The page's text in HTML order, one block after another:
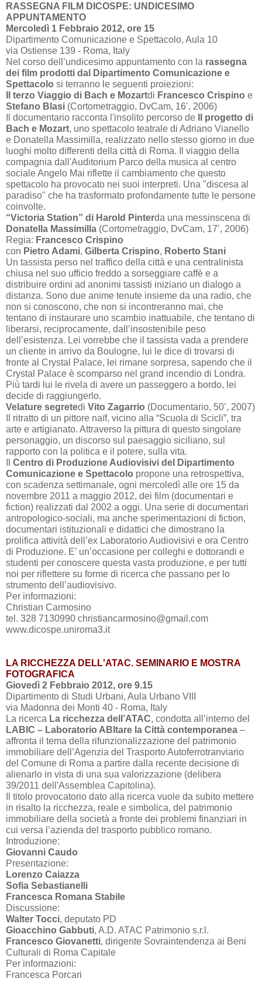
RASSEGNA FILM DICOSPE: UNDICESIMO
APPUNTAMENTO
Mercoledì 1 Febbraio 2012, ore 15
Dipartimento Comunicazione e Spettacolo, Aula 10
via Ostiense 139 - Roma, Italy
Nel corso dell’undicesimo appuntamento con la rassegna
dei film prodotti dal Dipartimento Comunicazione e
Spettacolo si terranno le seguenti proiezioni:
Il terzo Viaggio di Bach e Mozartdi Francesco Crispino e
Stefano Blasi (Cortometraggio, DvCam, 16’, 2006)
Il documentario racconta l'insolito percorso de
Il progetto di
Bach e Mozart, uno spettacolo teatrale di Adriano Vianello
e Donatella Massimilla, realizzato nello stesso giorno in due
luoghi molto differenti della città di Roma. Il viaggio della
compagnia dall'Auditorium Parco della musica al centro
sociale Angelo Mai riflette il cambiamento che questo
spettacolo ha provocato nei suoi interpreti. Una "discesa al
paradiso" che ha trasformato profondamente tutte le persone
coinvolte.
“Victoria Station” di Harold Pinterda una messinscena di
Donatella Massimilla (Cortometraggio, DvCam, 17’, 2006)
Regia: Francesco Crispino
con Pietro Adami, Gilberta Crispino, Roberto Stani
Un tassista perso nel traffico della città e una centralinista
chiusa nel suo ufficio freddo a sorseggiare caffè e a
distribuire ordini ad anonimi tassisti iniziano un dialogo a
distanza. Sono due anime tenute insieme da una radio, che
non si conoscono, che non si incontreranno mai, che
tentano di instaurare uno scambio inattuabile, che tentano di
liberarsi, reciprocamente, dall’insostenibile peso
dell’esistenza. Lei vorrebbe che il tassista vada a prendere
un cliente in arrivo da Boulogne, lui le dice di trovarsi di
fronte al Crystal Palace, lei rimane sorpresa, sapendo che il
Crystal Palace è scomparso nel grand incendio di Londra.
Più tardi lui le rivela di avere un passeggero a bordo, lei
decide di raggiungerlo.
Velature segretedi Vito Zagarrio (Documentario, 50’, 2007)
Il ritratto di un pittore naïf, vicino alla “Scuola di Scicli”, tra
arte e artigianato. Attraverso la pittura di questo singolare
personaggio, un discorso sul paesaggio siciliano, sul
rapporto con la politica e il potere, sulla vita.
Centro di Produzione Audiovisivi del Dipartimento
Comunicazione e Spettacolo propone una retrospettiva,
con scadenza settimanale, ogni mercoledì alle ore 15 da
novembre 2011 a maggio 2012, dei film (documentari e
fiction) realizzati dal 2002 a oggi. Una serie di documentari
antropologico-sociali, ma anche sperimentazioni di fiction,
documentari istituzionali e didattici che dimostrano la
prolifica attività dell’ex Laboratorio Audiovisivi e ora Centro
di Produzione. E’ un’occasione per colleghi e dottorandi e
studenti per conoscere questa vasta produzione, e per tutti
noi per riflettere su forme di ricerca che passano per lo
strumento dell’audiovisivo.
Per informazioni:
Christian Carmosino
tel. 328 7130990 christiancarmosino@gmail.com
www.dicospe.uniroma3.it
LA RICCHEZZA DELL'ATAC. SEMINARIO E MOSTRA
FOTOGRAFICA
Giovedì 2 Febbraio 2012, ore 9.15
Dipartimento di Studi Urbani, Aula Urbano VIII
via Madonna dei Monti 40 - Roma, Italy
La ricerca La ricchezza dell’ATAC, condotta all’interno del
LABIC – Laboratorio ABItare la Città contemporanea –
affronta il tema della rifunzionalizzazione del patrimonio
immobiliare dell’Agenzia del Trasporto Autoferrotranviario
del Comune di Roma a partire dalla recente decisione di
alienarlo in vista di una sua valorizzazione (delibera
39/2011 dell'Assemblea Capitolina).
Il titolo provocatorio dato alla ricerca vuole da subito mettere
in risalto la ricchezza, reale e simbolica, del patrimonio
immobiliare della società a fronte dei problemi finanziari in
cui versa l’azienda del trasporto pubblico romano.
Introduzione:
Giovanni Caudo
Presentazione:
Lorenzo Caiazza
Sofia Sebastianelli
Francesca Romana Stabile
Discussione:
Walter Tocci, deputato PD
Gioacchino Gabbuti, A.D. ATAC Patrimonio s.r.l.
Francesco Giovanetti, dirigente Sovraintendenza ai Beni
Culturali di Roma Capitale
Per informazioni:
Francesca Porcari